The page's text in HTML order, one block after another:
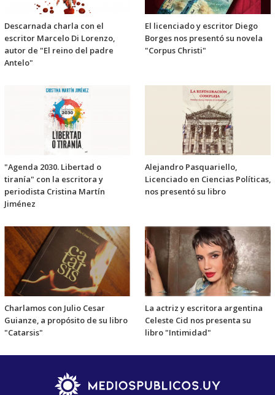
Descarnada charla con el
escritor Marcelo Di Lorenzo,
autor de "El reino del padre
Antelo"
El licenciado y escritor Diego
Borges nos presentó su novela
"Corpus Christi"
"Agenda 2030. Libertad o
tiranía" con la escritora y
periodista Cristina Martín
Jiménez
Alejandro Pasquariello,
Licenciado en Ciencias Políticas,
nos presentó su libro
Charlamos con Julio Cesar
Guianze, a propósito de su libro
"Catarsis"
La actriz y escritora argentina
Celeste Cid nos presenta su
libro "Intimidad"